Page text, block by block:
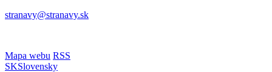
stranavy@stranavy.sk
Mapa webu RSS
SKSlovensky